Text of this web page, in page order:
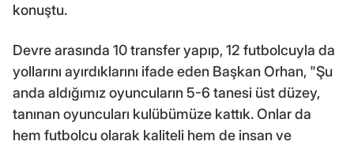
konuştu.
Devre arasında 10 transfer yapıp, 12 futbolcuyla da
yollarını ayırdıklarını ifade eden Başkan Orhan, "Şu
anda aldığımız oyuncuların 5-6 tanesi üst düzey,
tanınan oyuncuları kulübümüze kattık. Onlar da
hem futbolcu olarak kaliteli hem de insan ve